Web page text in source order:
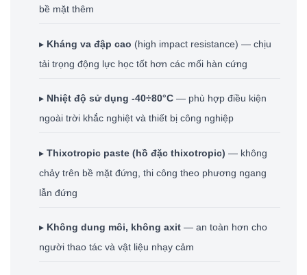
bề mặt thêm
▸ Kháng va đập cao (high impact resistance) — chịu
tải trọng động lực học tốt hơn các mối hàn cứng
▸ Nhiệt độ sử dụng -40÷80°C — phù hợp điều kiện
ngoài trời khắc nghiệt và thiết bị công nghiệp
▸Thixotropic paste (hồ đặc thixotropic) — không
chảy trên bề mặt đứng, thi công theo phương ngang
lẫn đứng
▸ Không dung môi, không axit — an toàn hơn cho
người thao tác và vật liệu nhạy cảm